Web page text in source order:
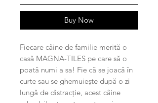
Buy Now
Fiecare câine de familie merită o
casă MAGNA-TILES pe care să o
poată numi a sa! Fie că se joacă în
curte sau se ghemuiește după o zi
lungă de distracție, acest câine